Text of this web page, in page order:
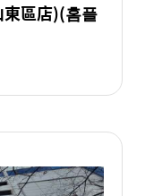
區店)(홈플